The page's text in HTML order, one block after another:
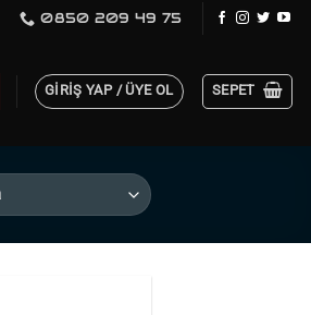
0850 209 49 75
GIRIŞ YAP / ÜYE OL SEPET